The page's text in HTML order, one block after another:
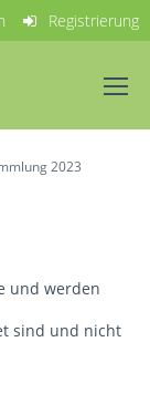
Registrierung
2023
und werden
sind und nicht